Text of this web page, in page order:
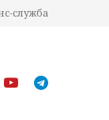
служба